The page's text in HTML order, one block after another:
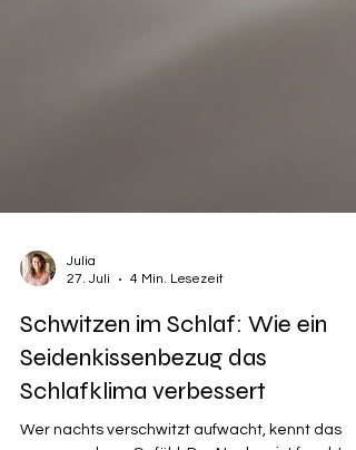
Schwitzen im Schlaf: Wie ein
Seidenkissenbezug das
Schlafklima verbessert